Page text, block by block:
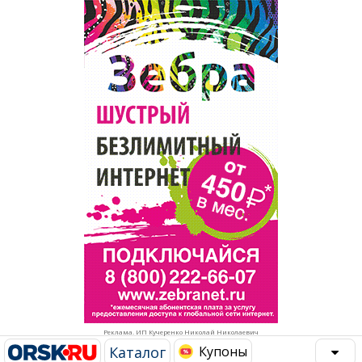
Реклама. ИП Кучеренко Николай Николаевич
Каталог Купоны
Рестораны, кафе, бары
Развлечения и отдых
Спорт Фитнес
Недвижимость
Красота Косметология
Торговля
Бизнес и финансы
Юристы, Экспертиза, Страхование
Ремонт
Социальные организации
Это интересно
Администрация
Популярное →